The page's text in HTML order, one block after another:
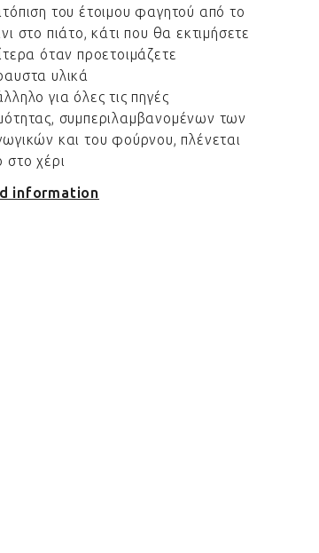
του έτοιμου φαγητού από το
στο πιάτο, κάτι που θα εκτιμήσετε
όταν προετοιμάζετε
υλικά
για όλες τις πηγές
συμπεριλαμβανομένων των
και του φούρνου, πλένεται
στο χέρι
information